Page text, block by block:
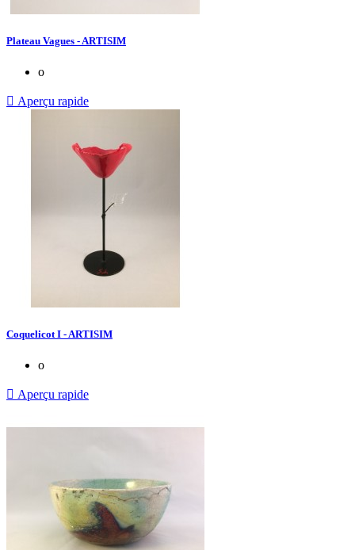
Plateau Vagues - ARTISIM
o
 Aperçu rapide
Coquelicot I - ARTISIM
o
 Aperçu rapide